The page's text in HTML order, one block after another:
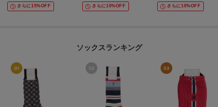
さらに15%OFF さらに10%OFF さらに10%OFF
ソックスランキング